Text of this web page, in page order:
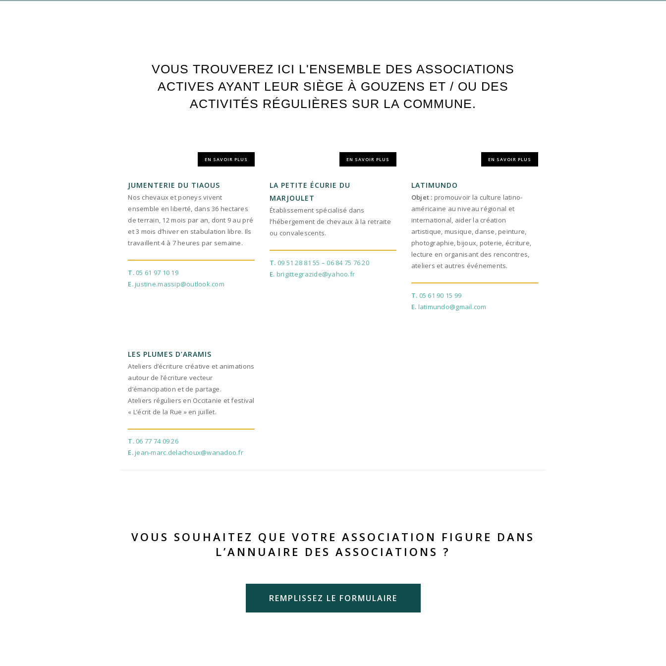
VOUS TROUVEREZ ICI L'ENSEMBLE DES ASSOCIATIONS
ACTIVES AYANT LEUR SIÈGE À GOUZENS ET / OU DES
ACTIVITÉS RÉGULIÈRES SUR LA COMMUNE.
EN SAVOIR PLUS
JUMENTERIE DU TIAOUS
Nos chevaux et poneys vivent
ensemble en liberté, dans 36 hectares
de terrain, 12 mois par an, dont 9 au pré
et 3 mois d’hiver en stabulation libre. Ils
travaillent 4 à 7 heures par semaine.
T. 05 61 97 10 19
E.justine.massip@outlook.com
EN SAVOIR PLUS
LA PETITE ÉCURIE DU
MARJOULET
Établissement spécialisé dans
l’hébergement de chevaux à la retraite
ou convalescents.
T. 09 51 28 81 55 – 06 84 75 76 20
E. brigittegrazide@yahoo.fr
EN SAVOIR PLUS
LATIMUNDO
Objet : promouvoir la culture latino-
américaine au niveau régional et
international, aider la création
artistique, musique, danse, peinture,
photographie, bijoux, poterie, écriture,
lecture en organisant des rencontres,
ateliers et autres événements.
T. 05 61 90 15 99
E. latimundo@gmail.com
LES PLUMES D’ARAMIS
Ateliers d’écriture créative et animations
autour de l’écriture vecteur
d’émancipation et de partage.
Ateliers réguliers en Occitanie et festival
« L’écrit de la Rue » en juillet.
T. 06 77 74 09 26
E.jean-marc.delachoux@wanadoo.fr
VOUS SOUHAITEZ QUE VOTRE ASSOCIATION FIGURE DANS
L’ANNUAIRE DES ASSOCIATIONS ?
REMPLISSEZ LE FORMULAIRE